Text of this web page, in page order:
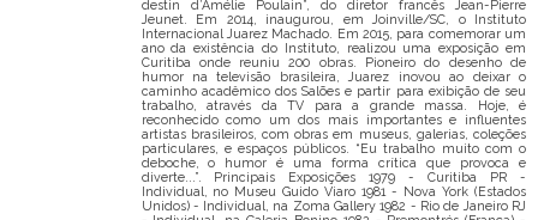
destin d’Amélie Poulain”, do diretor francês Jean-Pierre
Jeunet. Em 2014, inaugurou, em Joinville/SC, o Instituto
Internacional Juarez Machado. Em 2015, para comemorar um
ano da existência do Instituto, realizou uma exposição em
Curitiba onde reuniu 200 obras. Pioneiro do desenho de
humor na televisão brasileira, Juarez inovou ao deixar o
caminho acadêmico dos Salões e partir para exibição de seu
trabalho, através da TV para a grande massa. Hoje, é
reconhecido como um dos mais importantes e influentes
artistas brasileiros, com obras em museus, galerias, coleções
particulares, e espaços públicos. “Eu trabalho muito com o
deboche, o humor é uma forma crítica que provoca e
diverte...”. Principais Exposições 1979 - Curitiba PR -
Individual, no Museu Guido Viaro 1981 - Nova York (Estados
Unidos) - Individual, na Zoma Gallery 1982 - Rio de Janeiro RJ